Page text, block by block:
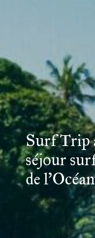
Surf Trip
séjour
de